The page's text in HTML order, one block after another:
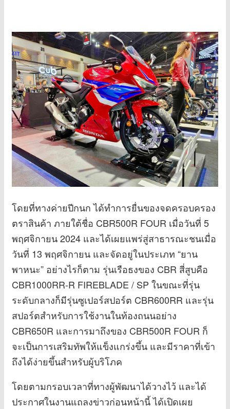
โดยที่ทางค่ายปีกนก ได้ทำการยื่นของจดครอบครอง
ตราสินค้า ภายใต้ชื่อ CBR500R FOUR เมื่อวันที่ 5
พฤศจิกายน 2024 และได้เผยแพร่สู่สาธารณะชนเมื่อ
วันที่ 13 พฤศจิกายน และจัดอยู่ในประเภท “ยาน
พาหนะ” อย่างไรก็ตาม รุ่นเรือธงของ CBR สี่สูบคือ
CBR1000RR-R FIREBLADE / SP ในขณะที่รุ่น
ระดับกลางก็มีรุ่นซูเปอร์สปอร์ต CBR600RR และรุ่น
สปอร์ตสำหรับการใช้งานในท้องถนนอย่าง
CBR650R และการมาถึงของ CBR500R FOUR ก็
จะเป็นการเสริมทัพให้แข็งแกร่งขึ้น และมีราคาที่เข้า
ถึงได้ง่ายขึ้นสำหรับผู้บริโภค
โดยตามกรอบเวลาที่ทางผู้พัฒนาได้วางไว้ และได้
ประกาศในงานแถลงข่าวก่อนหน้านี้ ได้เปิดเผย